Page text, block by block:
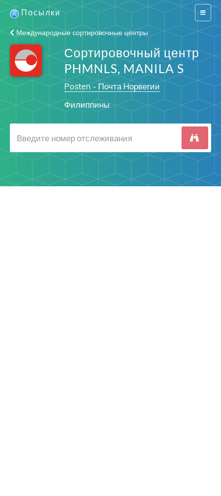
Switch
Посылки
Международные сортировочные центры
Сортировочный центр
PHMNLS, MANILA S
Posten - Почта Норвегии
Филиппины